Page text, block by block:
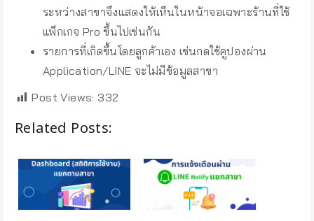
ระหว่างสาขาจึงแสดงให้เห็นในหน้าจอเฉพาะร้านที่ใช้
แพ็กเกจ Pro ขึ้นไปเช่นกัน
รายการที่เกิดขึ้นโดยลูกค้าเอง เช่นกดใช้คูปองผ่าน
Application/LINE จะไม่มีข้อมูลสาขา
Post Views: 332
Related Posts: